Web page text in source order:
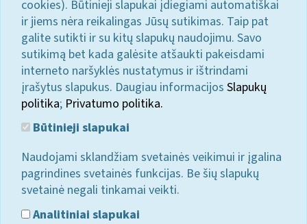
cookies). Būtinieji slapukai įdiegiami automatiškai
ir jiems nėra reikalingas Jūsų sutikimas. Taip pat
galite sutikti ir su kitų slapukų naudojimu. Savo
sutikimą bet kada galėsite atšaukti pakeisdami
interneto naršyklės nustatymus ir ištrindami
įrašytus slapukus. Daugiau informacijos Slapukų
politika; Privatumo politika.
Būtinieji slapukai
Naudojami sklandžiam svetainės veikimui ir įgalina
pagrindines svetainės funkcijas. Be šių slapukų
svetainė negali tinkamai veikti.
Analitiniai slapukai